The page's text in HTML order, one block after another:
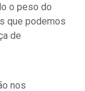
o peso do
que podemos
de
nos